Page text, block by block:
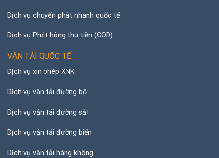
Dịch vụ chuyển phát nhanh quốc tế
Dịch vụ Phát hàng thu tiền (COD)
VẬN TẢI QUỐC TẾ
Dịch vụ xin phép XNK
Dịch vụ vận tải đường bộ
Dịch vụ vận tải đường sắt
Dịch vụ vận tải đường biển
Dịch vụ vận tải hàng không